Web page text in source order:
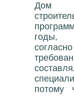
Дом
годы,
потому